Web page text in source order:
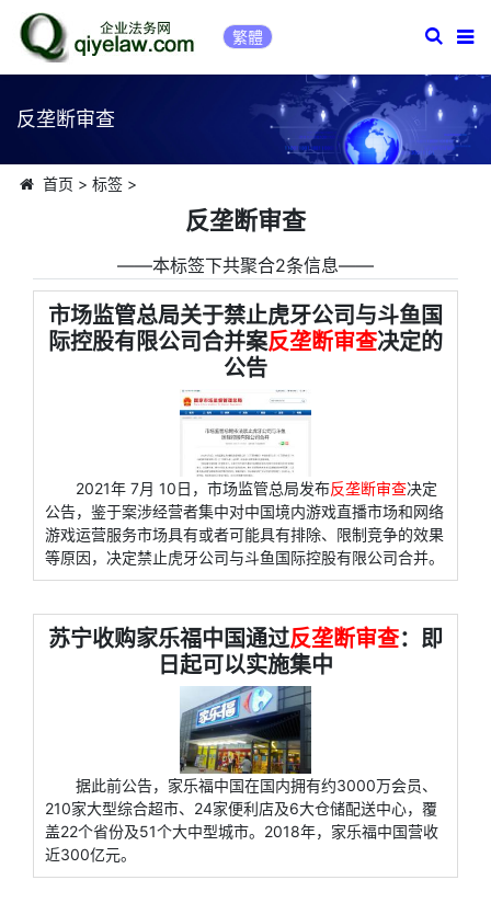
繁體
反垄断审查
首页 > 标签>
反垄断审查
――本标签下共聚合2条信息――
市场监管总局关于禁止虎牙公司与斗鱼国
际控股有限公司合并案反垄断审查决定的
公告
2021年 7月 10日，市场监管总局发布反垄断审查决定
公告，鉴于案涉经营者集中对中国境内游戏直播市场和网络
游戏运营服务市场具有或者可能具有排除、限制竞争的效果
等原因，决定禁止虎牙公司与斗鱼国际控股有限公司合并。
苏宁收购家乐福中国通过反垄断审查：即
日起可以实施集中
据此前公告，家乐福中国在国内拥有约3000万会员、
210家大型综合超市、24家便利店及6大仓储配送中心，覆
盖22个省份及51个大中型城市。2018年，家乐福中国营收
近300亿元。